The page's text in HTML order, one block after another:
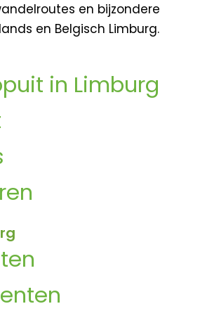
en bijzondere
en Belgisch Limburg.
in Limburg